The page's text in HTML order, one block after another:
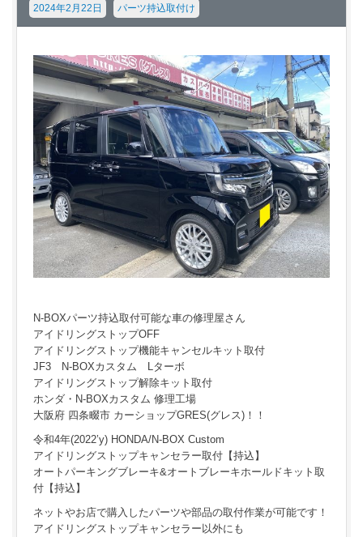
2024年2月22日 パーツ持込取付け
N-BOXパーツ持込取付可能な車の修理屋さん
アイドリングストップOFF
アイドリングストップ機能キャンセルキット取付
JF3 N-BOXカスタム Lターボ
アイドリングストップ解除キット取付
ホンダ・N-BOXカスタム 修理工場
大阪府 四条畷市 カーショップGRES(グレス)！！
令和4年(2022’y) HONDA/N-BOX Custom
アイドリングストップキャンセラー取付【持込】
オートパーキングブレーキ&オートブレーキホールドキット取
付【持込】
ネットやお店で購入したパーツや部品の取付作業が可能です！
アイドリングストップキャンセラー以外にも